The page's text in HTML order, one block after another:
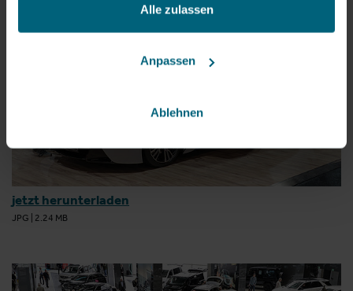
Alle zulassen
Anpassen
Ablehnen
jetzt herunterladen
JPG 2.24 MB